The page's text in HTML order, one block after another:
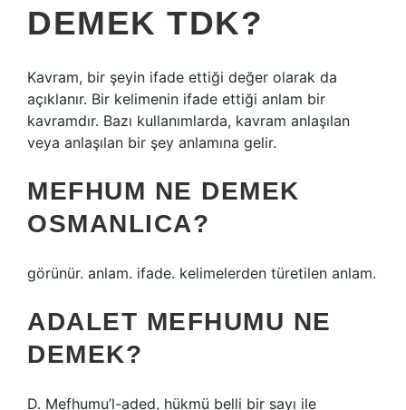
DEMEK TDK?
Kavram, bir şeyin ifade ettiği değer olarak da
açıklanır. Bir kelimenin ifade ettiği anlam bir
kavramdır. Bazı kullanımlarda, kavram anlaşılan
veya anlaşılan bir şey anlamına gelir.
MEFHUM NE DEMEK
OSMANLICA?
görünür. anlam. ifade. kelimelerden türetilen anlam.
ADALET MEFHUMU NE
DEMEK?
D. Mefhumu’l-aded, hükmü belli bir sayı ile